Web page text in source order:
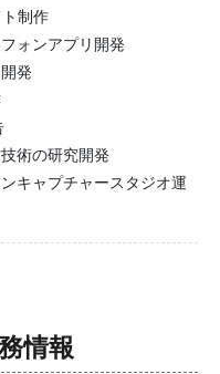
ト制作
フォンアプリ開発
発
技術の研究開発
ンキャプチャースタジオ運
情報